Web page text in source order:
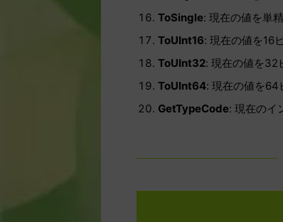
ToSingle: 現在の値を単
ToUInt16: 現在の値を16
ToUInt32: 現在の値を32
ToUInt64: 現在の値を64
GetTypeCode: 現在のイ